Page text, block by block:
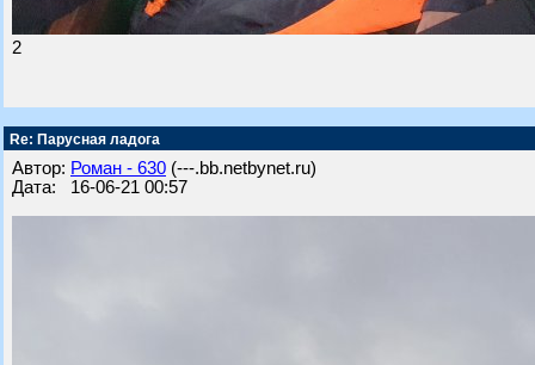
2
Re: Парусная ладога
Автор: Роман - 630 (---.bb.netbynet.ru)
Дата: 16-06-21 00:57